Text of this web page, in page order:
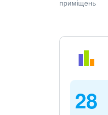
приміщень
28